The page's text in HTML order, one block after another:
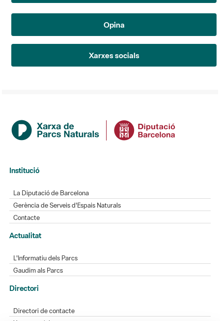
Opina
Xarxes socials
Institució
La Diputació de Barcelona
Gerència de Serveis d'Espais Naturals
Contacte
Actualitat
L'Informatiu dels Parcs
Gaudim als Parcs
Directori
Directori de contacte